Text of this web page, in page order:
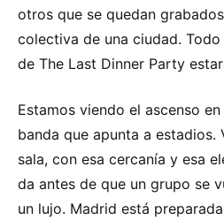
otros que se quedan
colectiva de una ciudad.
de The Last Dinner Party
Estamos viendo el ascenso
banda que apunta a estadios.
sala, con esa cercanía y esa
da antes de que un grupo se
un lujo. Madrid está